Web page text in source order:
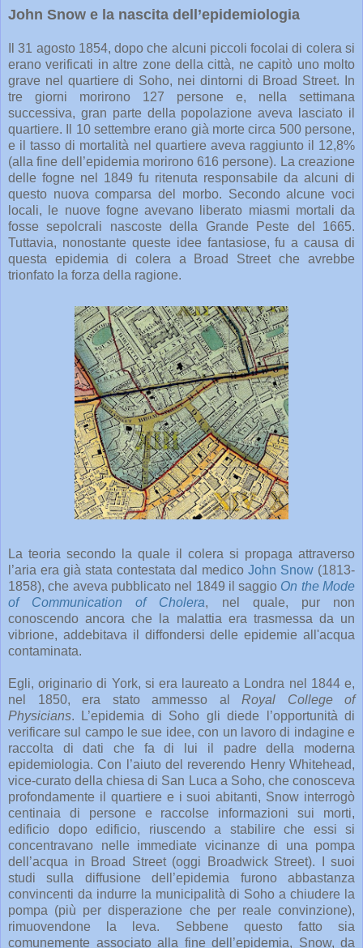
John Snow e la nascita dell’epidemiologia
Il 31 agosto 1854, dopo che alcuni piccoli focolai di colera si
erano verificati in altre zone della città, ne capitò uno molto
grave nel quartiere di Soho, nei dintorni di Broad Street. In
tre giorni morirono 127 persone e, nella settimana
successiva, gran parte della popolazione aveva lasciato il
quartiere. Il 10 settembre erano già morte circa 500 persone,
e il tasso di mortalità nel quartiere aveva raggiunto il 12,8%
(alla fine dell’epidemia morirono 616 persone). La creazione
delle fogne nel 1849 fu ritenuta responsabile da alcuni di
questo nuova comparsa del morbo. Secondo alcune voci
locali, le nuove fogne avevano liberato miasmi mortali da
fosse sepolcrali nascoste della Grande Peste del 1665.
Tuttavia, nonostante queste idee fantasiose, fu a causa di
questa epidemia di colera a Broad Street che avrebbe
trionfato la forza della ragione.
La teoria secondo la quale il colera si propaga attraverso
l’aria era già stata contestata dal medico John Snow (1813-
1858), che aveva pubblicato nel 1849 il saggio On the Mode
of Communication of Cholera, nel quale, pur non
conoscendo ancora che la malattia era trasmessa da un
vibrione, addebitava il diffondersi delle epidemie all'acqua
contaminata.
Egli, originario di York, si era laureato a Londra nel 1844 e,
nel 1850, era stato ammesso al Royal College of
Physicians. L’epidemia di Soho gli diede l’opportunità di
verificare sul campo le sue idee, con un lavoro di indagine e
raccolta di dati che fa di lui il padre della moderna
epidemiologia. Con l’aiuto del reverendo Henry Whitehead,
vice-curato della chiesa di San Luca a Soho, che conosceva
profondamente il quartiere e i suoi abitanti, Snow interrogò
centinaia di persone e raccolse informazioni sui morti,
edificio dopo edificio, riuscendo a stabilire che essi si
concentravano nelle immediate vicinanze di una pompa
dell’acqua in Broad Street (oggi Broadwick Street). I suoi
studi sulla diffusione dell’epidemia furono abbastanza
convincenti da indurre la municipalità di Soho a chiudere la
pompa (più per disperazione che per reale convinzione),
rimuovendone la leva. Sebbene questo fatto sia
comunemente associato alla fine dell’epidemia, Snow, da